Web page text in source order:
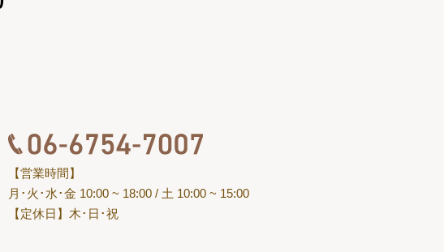
【営業時間】
月･火･水･金 10:00 ~ 18:00 / 土 10:00 ~ 15:00
【定休日】木･日･祝